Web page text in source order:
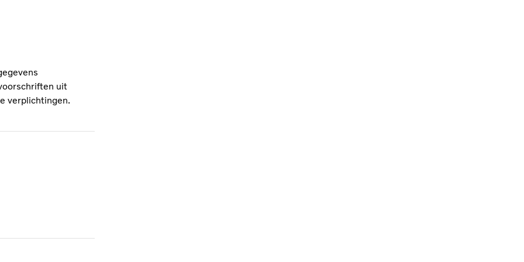
uit
verplichtingen.